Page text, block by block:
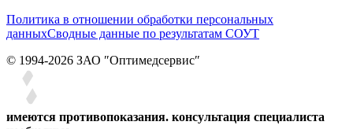
Политика в отношении обработки персональных
данныхСводные данные по результатам СОУТ
© 1994-2026 ЗАО ″Оптимедсервис″
имеются противопоказания. консультация специалиста